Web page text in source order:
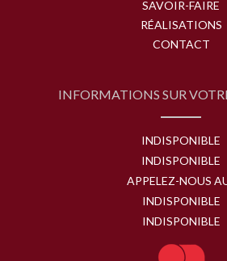
SAVOIR-FAIRE
RÉALISATIONS
CONTACT
INFORMATIONS SUR
INDISPONIBLE
INDISPONIBLE
APPELEZ-NOUS
INDISPONIBLE
INDISPONIBLE